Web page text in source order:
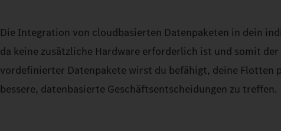
Die Integration von cloudbasierten Datenpaketen in dein
da keine zusätzliche Hardware erforderlich ist und somit
vordefinierter Datenpakete wirst du befähigt, deine
bessere, datenbasierte Geschäftsentscheidungen zu treffen.